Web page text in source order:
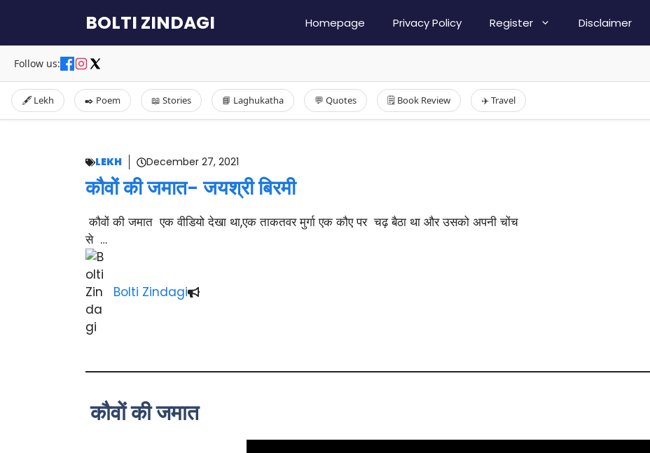
content
BOLTI ZINDAGI Homepage Privacy Policy Register Disclaimer
Follow us:
🖋️ Lekh ✒️ Poem 📖 Stories 📘 Laghukatha 💬 Quotes 🗒️ Book Review ✈️ Travel
LEKH December 27, 2021
कौवों की जमात- जयश्री बिरमी
कौवों की जमात एक वीडियो देखा था,एक ताकतवर मुर्गा एक कौए पर चढ़ बैठा था और उसको अपनी चोंच
से …
Bolti Zindagi
कौवों की जमात